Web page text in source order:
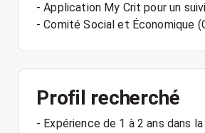
- Application My Crit pour un
- Comité Social et Économique
Profil recherché
- Expérience de 1 à 2 ans dans